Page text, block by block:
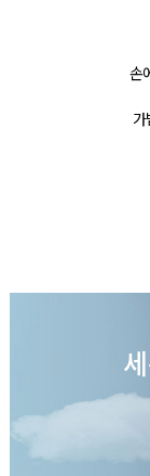
손
가